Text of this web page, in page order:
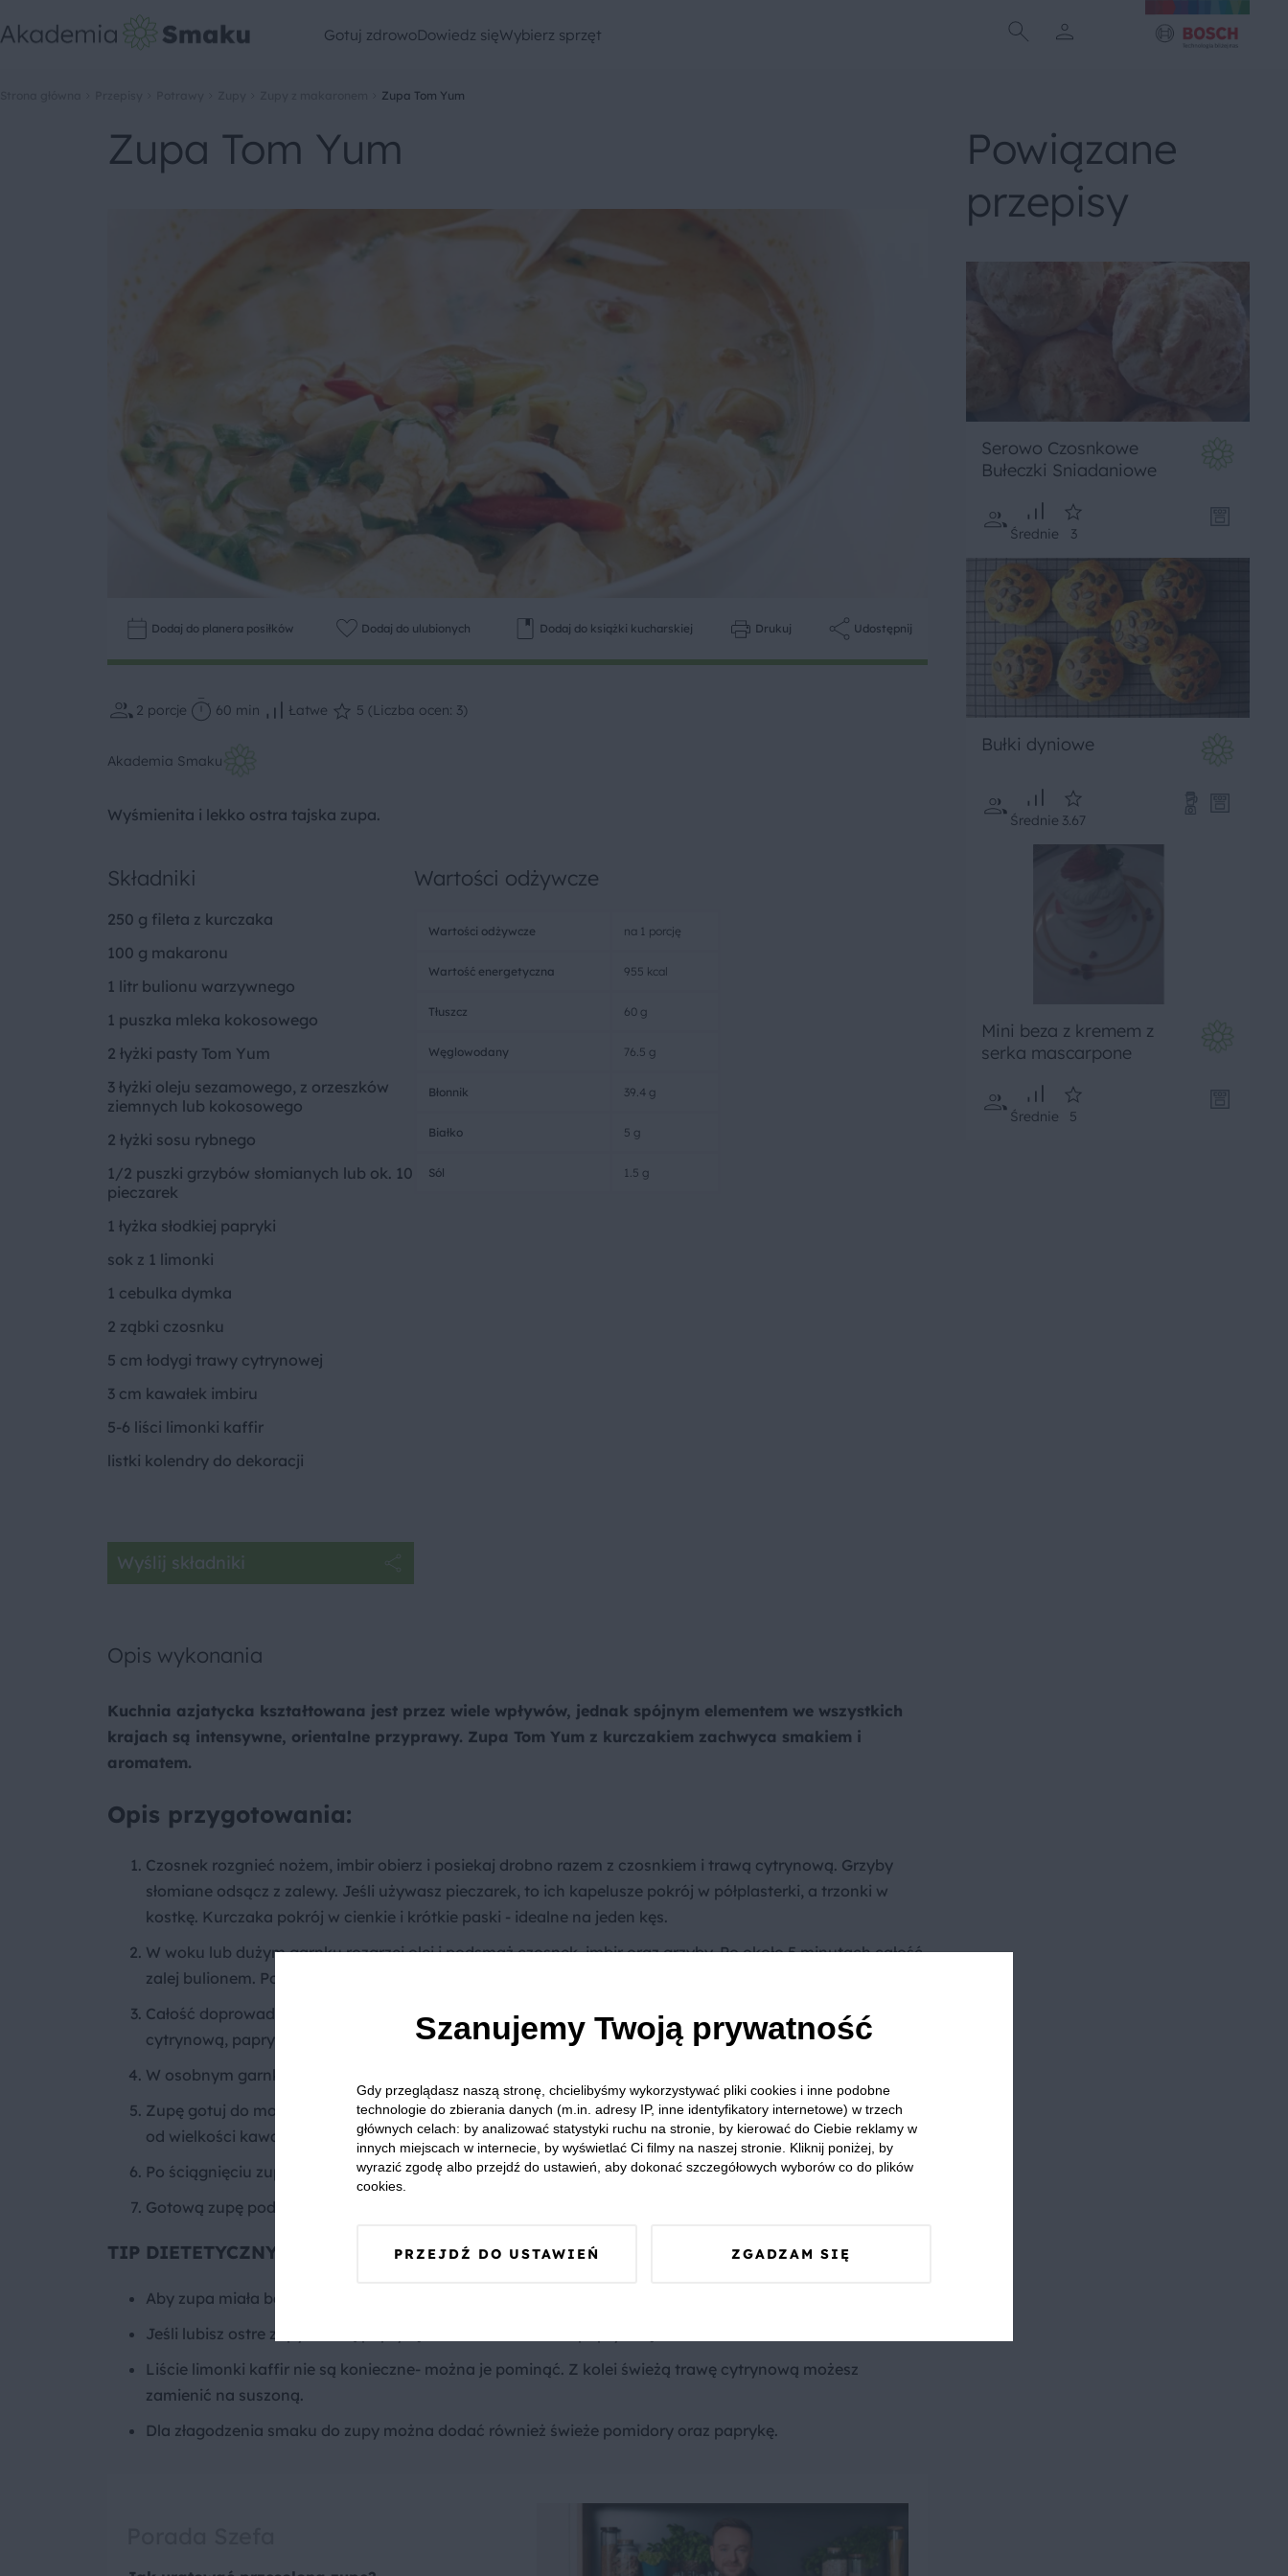
Gotuj zdrowoDowiedz sięWybierz sprzęt
Zupa Tom Yum
Zupa Tom Yum
Dodaj do planera posiłków Dodaj do ulubionych Dodaj do książki kucharskiej Drukuj Udostępnij
2 porcje 60 min Łatwe 5 (Liczba ocen: 3)
Akademia Smaku
Wyśmienita i lekko ostra tajska zupa.
Składniki
250 g fileta z kurczaka
100 g makaronu
1 litr bulionu warzywnego
1 puszka mleka kokosowego
2 łyżki pasty Tom Yum
3 łyżki oleju sezamowego, z orzeszków
ziemnych lub kokosowego
2 łyżki sosu rybnego
1/2 puszki grzybów słomianych lub ok. 10
pieczarek
1 łyżka słodkiej papryki
sok z 1 limonki
1 cebulka dymka
2 ząbki czosnku
5 cm łodygi trawy cytrynowej
3 cm kawałek imbiru
5-6 liści limonki kaffir
listki kolendry do dekoracji
Wartości odżywcze
Wartości odżywcze na 1 porcję
Wartość energetyczna 955 kcal
Tłuszcz 60 g
Węglowodany 76.5 g
Błonnik 39.4 g
Białko 5 g
Sól 1.5 g
Wyślij składniki
Opis wykonania
Kuchnia azjatycka kształtowana jest przez wiele wpływów, jednak spójnym elementem we wszystkich
krajach są intensywne, orientalne przyprawy. Zupa Tom Yum z kurczakiem zachwyca smakiem i
aromatem.
Opis przygotowania:
Czosnek rozgnieć nożem, imbir obierz i posiekaj drobno razem z czosnkiem i trawą cytrynową. Grzyby
słomiane odsącz z zalewy. Jeśli używasz pieczarek, to ich kapelusze pokrój w półplasterki, a trzonki w
kostkę. Kurczaka pokrój w cienkie i krótkie paski - idealne na jeden kęs.
W woku lub dużym garnku rozgrzej olej i podsmaż czosnek, imbir oraz grzyby. Po około 5 minutach całość
zalej bulionem. Po chwili dodaj mleko kokosowe, sos rybny oraz pastę Tom Yum.
Całość doprowadź do wrzenia, a następnie lekko zmniejsz płomień i dodaj liście limonki kaffir, trawę
cytrynową, paprykę oraz kurczaka.
W osobnym garnku ugotuj makaron.
Zupę gotuj do momentu, aż kurczak straci swój różowy odcień - około 5-10 minut. Czas gotowania zależy
od wielkości kawałków.
Po ściągnięciu zupy z ognia dodaj sok z limonki.
Gotową zupę podawaj na ciepło z makaronem i posypaną dymką i kolendrą.
TIP DIETETYCZNY
Aby zupa miała bardziej kwaskowy posmak dodaj więcej soku z limonki.
Jeśli lubisz ostre zupy słodką paprykę możesz zamienić na papryczkę chilli.
Liście limonki kaffir nie są konieczne- można je pominąć. Z kolei świeżą trawę cytrynową możesz
zamienić na suszoną.
Dla złagodzenia smaku do zupy można dodać również świeże pomidory oraz paprykę.
Powiązane
przepisy
Serowo Czosnkowe
Bułeczki Sniadaniowe
Średnie 3
Bułki dyniowe
Średnie 3.67
Mini beza z kremem z
serka mascarpone
Średnie 5
Szanujemy Twoją prywatność
Gdy przeglądasz naszą stronę, chcielibyśmy wykorzystywać pliki cookies i inne podobne
technologie do zbierania danych (m.in. adresy IP, inne identyfikatory internetowe) w trzech
głównych celach: by analizować statystyki ruchu na stronie, by kierować do Ciebie reklamy w
innych miejscach w internecie, by wyświetlać Ci filmy na naszej stronie. Kliknij poniżej, by
wyrazić zgodę albo przejdź do ustawień, aby dokonać szczegółowych wyborów co do plików
cookies.
PRZEJDŹ DO USTAWIEŃ ZGADZAM SIĘ